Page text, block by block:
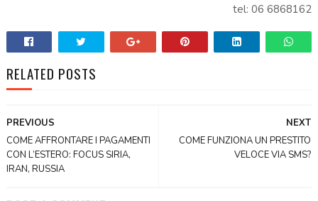
tel: 06 6868162
RELATED POSTS
NEXT
COME FUNZIONA UN PRESTITO
VELOCE VIA SMS?
PREVIOUS
COME AFFRONTARE I PAGAMENTI
CON L’ESTERO: FOCUS SIRIA,
IRAN, RUSSIA